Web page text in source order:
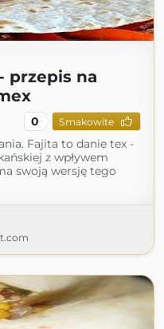
przepis na
0 Smakowite
Fajita to danie tex -
z wpływem
swoją wersję tego